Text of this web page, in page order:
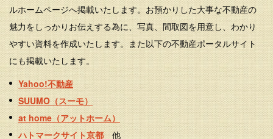
ルホームページへ掲載いたします。お預かりした大事な不動産の
魅力をしっかりお伝えする為に、写真、間取図を用意し、わかり
やすい資料を作成いたします。また以下の不動産ポータルサイト
にも掲載いたします。
Yahoo!不動産
SUUMO（スーモ）
at home（アットホーム）
ハトマークサイト京都他